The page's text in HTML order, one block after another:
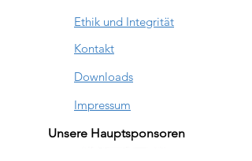
Ethik und Integrität
Kontakt
Downloads
Impressum
Unsere Hauptsponsoren